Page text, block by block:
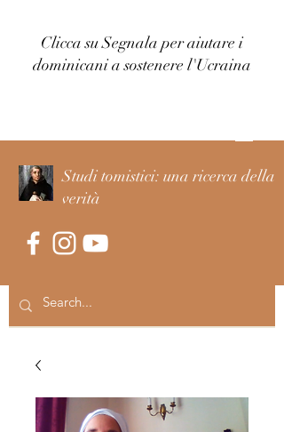
Clicca su Segnala per aiutare i
dominicani a sostenere l'Ucraina
Studi tomistici: una ricerca della
verità